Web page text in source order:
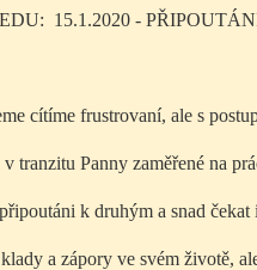
15.1.2020 -
cítíme frustrovaní, ale s
tranzitu Panny zaměřené na
k druhým a snad čekat
a zápory ve svém životě,